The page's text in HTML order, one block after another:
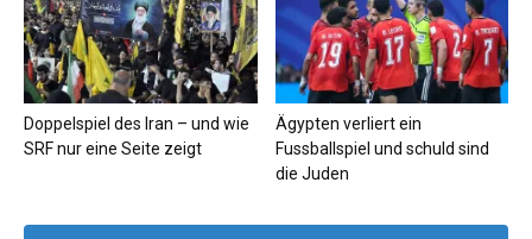
Doppelspiel des Iran – und wie
SRF nur eine Seite zeigt
Ägypten verliert ein
Fussballspiel und schuld sind
die Juden